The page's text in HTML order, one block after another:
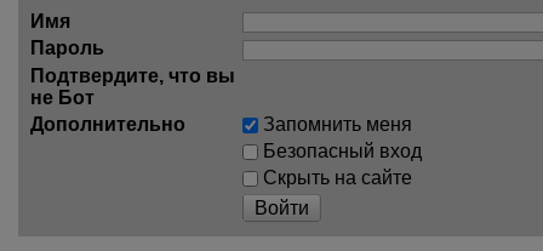
Имя
Пароль
Подтвердите, что вы
не Бот
Дополнительно
Запомнить меня
Безопасный вход
Скрыть на сайте
Войти